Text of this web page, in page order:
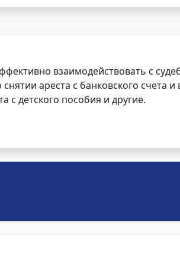
взаимодействовать с
ареста с банковского счета и
с детского пособия и другие.